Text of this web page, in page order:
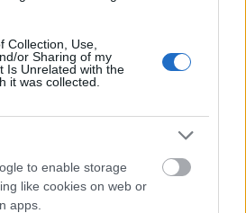
Collection, Use,
or Sharing of my
Is Unrelated with the
it was collected.
to enable storage
like cookies on web or
apps.